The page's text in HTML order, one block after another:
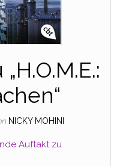
NICKY MOHINI
Auftakt zu